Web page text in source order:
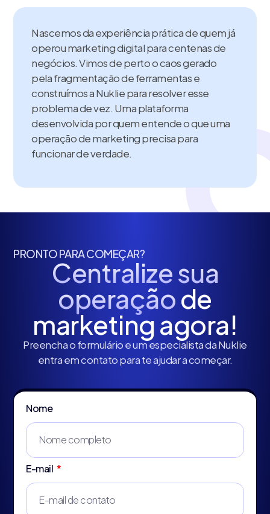
Nascemos da experiência prática de quem já
operou marketing digital para centenas de
negócios. Vimos de perto o caos gerado
pela fragmentação de ferramentas e
construímos a Nuklie para resolver esse
problema de vez. Uma plataforma
desenvolvida por quem entende o que uma
operação de marketing precisa para
funcionar de verdade.
PRONTO PARA COMEÇAR?
Centralize sua
operaçãode
marketing agora!
Preencha o formulário e um especialista da Nuklie
entra em contato para te ajudar a começar.
Nome
E-mail